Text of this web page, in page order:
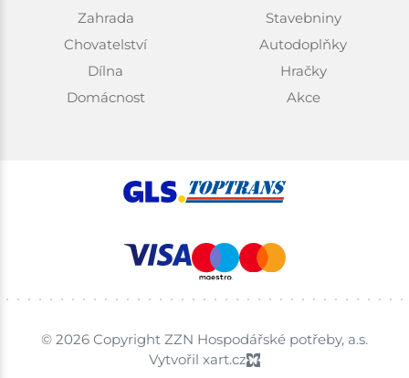
Zahrada
Chovatelství
Dílna
Domácnost
Stavebniny
Autodoplňky
Hračky
Akce
© 2026 Copyright ZZN Hospodářské potřeby, a.s.
Vytvořil xart.cz